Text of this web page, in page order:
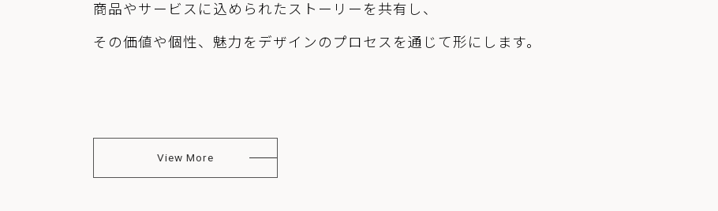
商品やサービスに込められたストーリーを共有し、
その価値や個性、魅力をデザインのプロセスを通じて形にします。
View More